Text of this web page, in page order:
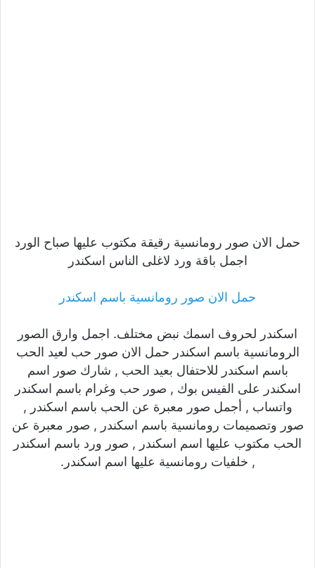
حمل الان صور رومانسية رقيقة مكتوب عليها صباح الورد
اجمل باقة ورد لاغلى الناس اسكندر
حمل الان صور رومانسية باسم اسكندر
اسكندر لحروف اسمك نبض مختلف. اجمل وارق الصور
الرومانسية باسم اسكندر حمل الان صور حب لعيد الحب
باسم اسكندر للاحتفال بعيد الحب , شارك صور اسم
اسكندر على الفيس بوك , صور حب وغرام باسم اسكندر
واتساب , أجمل صور معبرة عن الحب باسم اسكندر ,
صور وتصميمات رومانسية باسم اسكندر , صور معبرة عن
الحب مكتوب عليها اسم اسكندر , صور ورد باسم اسكندر
, خلفيات رومانسية عليها اسم اسكندر.